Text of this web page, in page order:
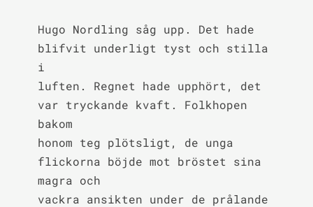
Hugo Nordling såg upp. Det hade
blifvit underligt tyst och stilla
i
luften. Regnet hade upphört, det
var tryckande kvaft. Folkhopen
bakom
honom teg plötsligt, de unga
flickorna böjde mot bröstet sina
magra och
vackra ansikten under de prålande